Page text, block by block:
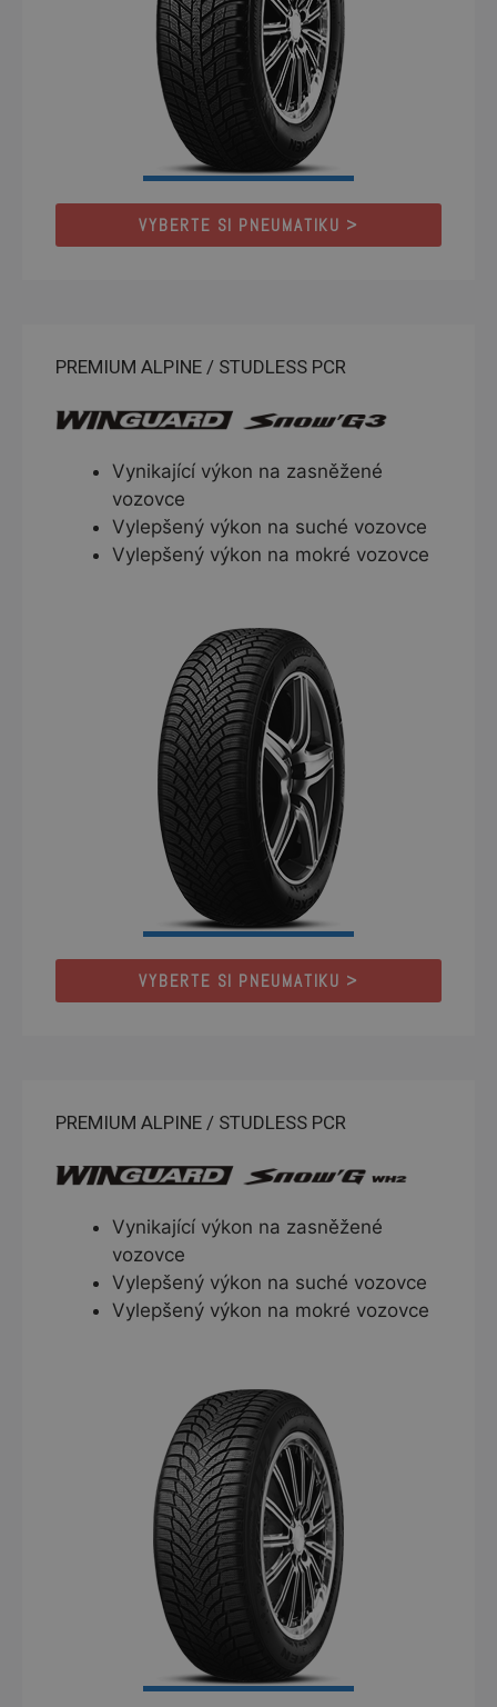
VYBERTE SI PNEUMATIKU >
PREMIUM ALPINE / STUDLESS PCR
Vynikající výkon na zasněžené
vozovce
Vylepšený výkon na suché vozovce
Vylepšený výkon na mokré vozovce
VYBERTE SI PNEUMATIKU >
PREMIUM ALPINE / STUDLESS PCR
Vynikající výkon na zasněžené
vozovce
Vylepšený výkon na suché vozovce
Vylepšený výkon na mokré vozovce